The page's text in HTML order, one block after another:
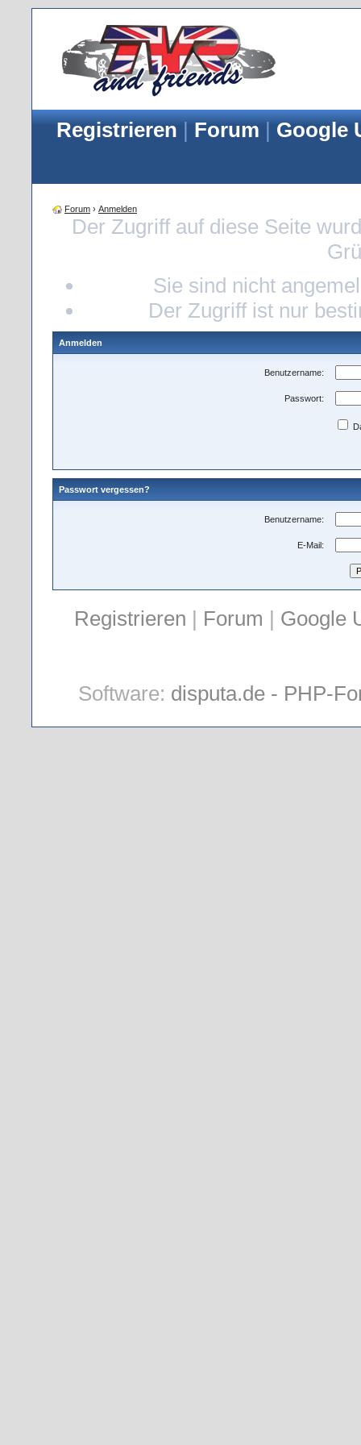
Registrieren | Forum | Google
Forum › Anmelden
Der Zugriff auf diese Seite
Sie sind nicht
Der Zugriff ist nur
Anmelden
Benutzername:
Passwort:
Passwort vergessen?
Benutzername:
E-Mail:
Registrieren | Forum | Google
Software: disputa.de - PHP-